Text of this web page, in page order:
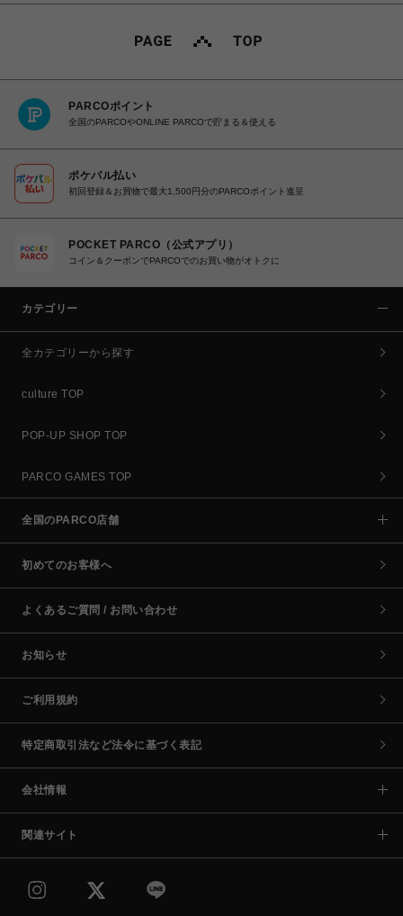
ショーツ
PARCOポイント
全国のPARCOやONLINE PARCOで貯まる＆使える
ポケパル払い
初回登録＆お買物で最大1,500円分のPARCOポイント進呈
POCKET PARCO（公式アプリ）
コイン＆クーポンでPARCOでのお買い物がオトクに
カテゴリー
全カテゴリーから探す
culture TOP
POP-UP SHOP TOP
PARCO GAMES TOP
全国のPARCO店舗
初めてのお客様へ
よくあるご質問 / お問い合わせ
お知らせ
ご利用規約
特定商取引法など法令に基づく表記
会社情報
関連サイト